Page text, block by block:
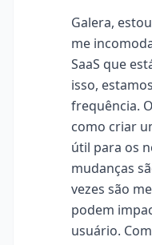
Galera,
me
SaaS que
isso,
frequência.
como criar
útil para os
mudanças
vezes são
podem
usuário.